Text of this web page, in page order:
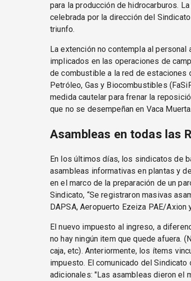
para la producción de hidrocarburos.
celebrada por la dirección del
triunfo.
La extención no contempla al
implicados en las operaciones de
de combustible a la red de estaciones
Petróleo, Gas y Biocombustibles
medida cautelar para frenar la
que no se desempeñan en Vaca Muerta.
Asambleas en todas las
En los últimos días, los sindicatos de
asambleas informativas en plantas y
en el marco de la preparación de un
Sindicato, “Se registraron masivas
DAPSA, Aeropuerto Ezeiza PAE/Axion
El nuevo impuesto al ingreso, a
no hay ningún item que quede afuera.
caja, etc). Anteriormente, los ítems
impuesto. El comunicado del
adicionales: "Las asambleas dieron el